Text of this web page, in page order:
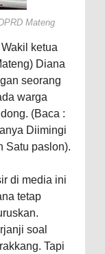
Mateng
ketua
Diana
seorang
warga
(Baca :
Diimingi
Satu paslon).
di media ini
tetap
soal
Tapi